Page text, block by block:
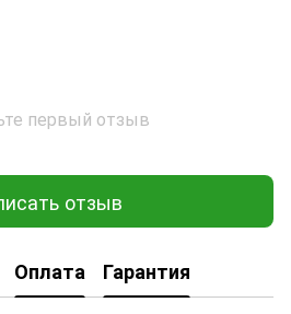
первый отзыв
отзыв
Оплата Гарантия